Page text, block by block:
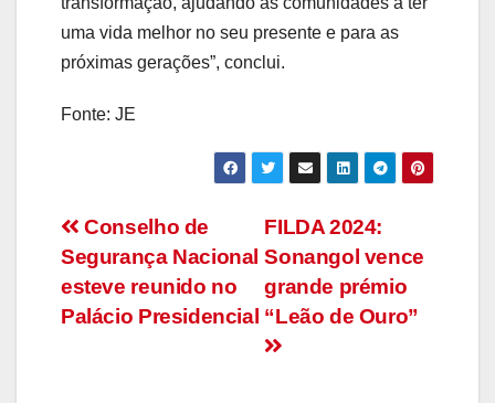
uma vida melhor no seu presente e para as
próximas gerações”, conclui.
Fonte: JE
Navegação
de
artigos
FILDA 2024:
Sonangol vence
grande prémio
“Leão de Ouro”
Conselho de
Segurança Nacional
esteve reunido no
Palácio Presidencial